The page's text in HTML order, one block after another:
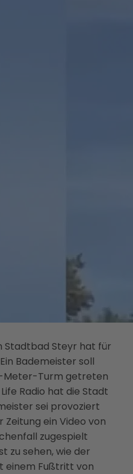
Stadtbad Steyr hat für
Bademeister soll
Meter-Turm getreten
Radio hat die Stadt
sei provoziert
Zeitung ein Video von
zugespielt
zu sehen, wie der
einem Fußtritt von